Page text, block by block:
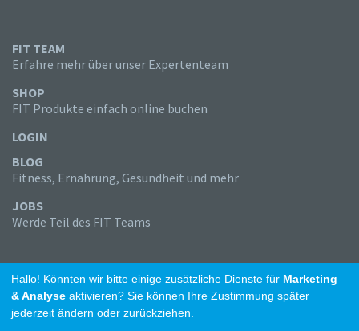
FIT TEAM
Erfahre mehr über unser Expertenteam
SHOP
FIT Produkte einfach online buchen
LOGIN
BLOG
Fitness, Ernährung, Gesundheit und mehr
JOBS
Werde Teil des FIT Teams
Hallo! Könnten wir bitte einige zusätzliche Dienste für Marketing
& Analyse aktivieren? Sie können Ihre Zustimmung später
jederzeit ändern oder zurückziehen.